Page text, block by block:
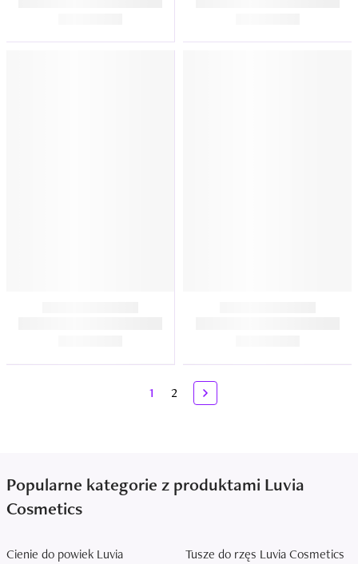
1 2
Popularne kategorie z produktami Luvia
Cosmetics
Cienie do powiek Luvia
Tusze do rzęs Luvia Cosmetics